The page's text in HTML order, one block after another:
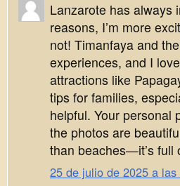
Lanzarote has always
reasons, I’m more
not! Timanfaya and
experiences, and I
attractions like
tips for families,
helpful. Your personal
the photos are
than beaches—it’s full
25 de julio de 2025 a las